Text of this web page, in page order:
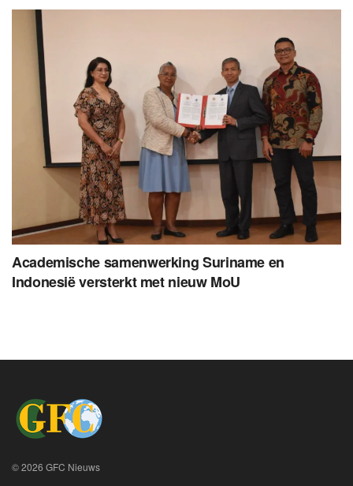
Academische samenwerking Suriname en
Indonesië versterkt met nieuw MoU
© 2026 GFC Nieuws